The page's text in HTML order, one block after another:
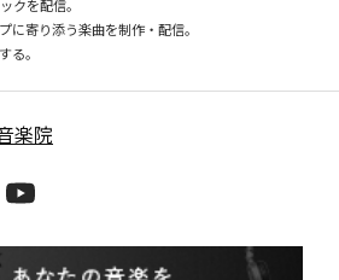
クを配信。
に寄り添う楽曲を制作・配信。
楽院